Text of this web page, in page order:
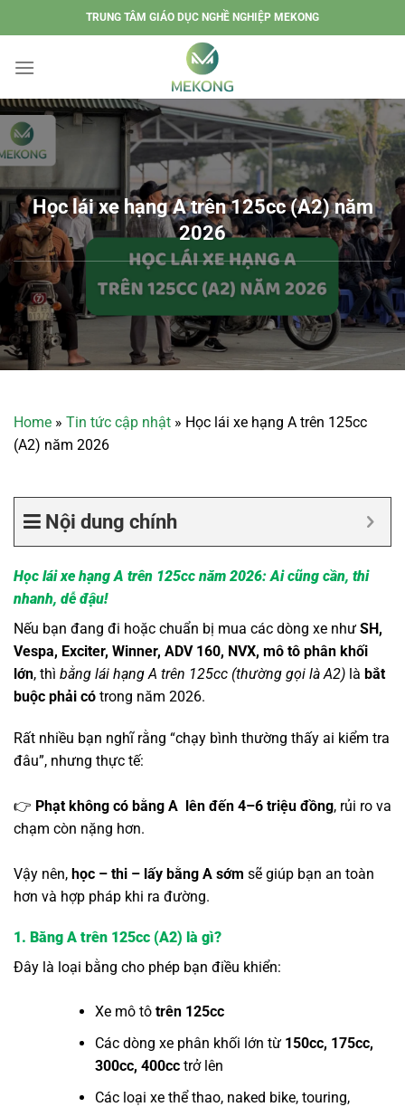
đến
dung
TRUNG TÂM GIÁO DỤC NGHỀ NGHIỆP MEKONG
Học lái xe hạng A trên 125cc (A2) năm
2026
Home » Tin tức cập nhật » Học lái xe hạng A trên 125cc
(A2) năm 2026
Nội dung chính
Học lái xe hạng A trên 125cc năm 2026: Ai cũng cần, thi
nhanh, dễ đậu!
Nếu bạn đang đi hoặc chuẩn bị mua các dòng xe như SH,
Vespa, Exciter, Winner, ADV 160, NVX, mô tô phân khối
lớn, thì bằng lái hạng A trên 125cc (thường gọi là A2) là bắt
buộc phải có trong năm 2026.
Rất nhiều bạn nghĩ rằng “chạy bình thường thấy ai kiểm tra
đâu”, nhưng thực tế:
👉 Phạt không có bằng A lên đến 4–6 triệu đồng, rủi ro va
chạm còn nặng hơn.
Vậy nên, học – thi – lấy bằng A sớm sẽ giúp bạn an toàn
hơn và hợp pháp khi ra đường.
1. Bằng A trên 125cc (A2) là gì?
Đây là loại bằng cho phép bạn điều khiển:
Xe mô tô trên 125cc
Các dòng xe phân khối lớn từ 150cc, 175cc,
300cc, 400cctrở lên
Các loại xe thể thao, naked bike, touring,